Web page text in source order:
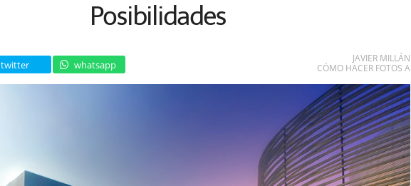
Posibilidades
twitter whatsapp
JAVIER MILLÁN
CÓMO HACER FOTOS A